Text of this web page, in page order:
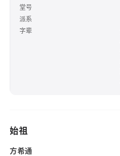
堂号
派系
字辈
始祖
方希通